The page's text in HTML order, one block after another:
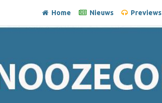
Home Nieuws Previews